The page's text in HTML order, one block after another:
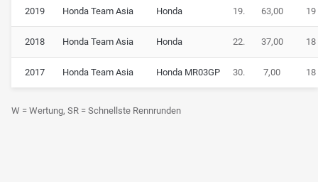
2019 Honda Team Asia Honda 19. 63,00 19
2018 Honda Team Asia Honda 22. 37,00 18
2017 Honda Team Asia Honda MR03GP 30. 7,00 18
W = Wertung, SR = Schnellste Rennrunden